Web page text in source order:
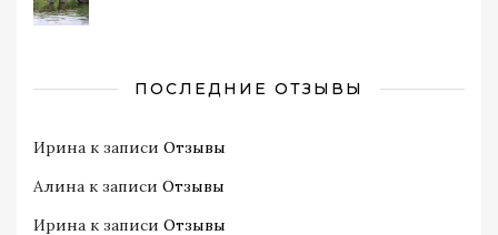
ПОСЛЕДНИЕ ОТЗЫВЫ
Ирина к записи Отзывы
Алина к записи Отзывы
Ирина к записи Отзывы